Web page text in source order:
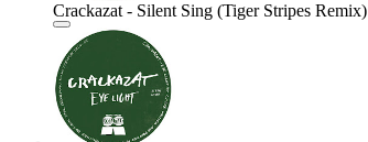
Crackazat - Silent Sing (Tiger Stripes Remix)